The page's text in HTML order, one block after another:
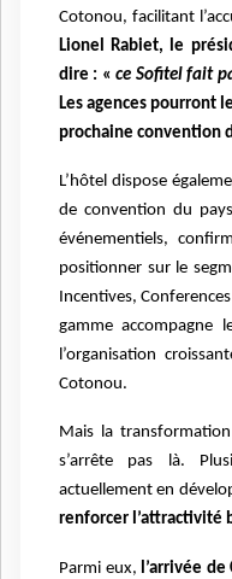
Cotonou, facilitant l ’
Lionel Rabiet, le
dire : «ce Sofitel fait
Les agences pourront
prochaine convention
L’hôtel dispose
de convention du
événementiels,
positionner sur le
Incentives,
gamme accompagne
l’organisation
Cotonou.
Mais la
s’arrête pas là.
actuellement en
renforcer l’attractivité
Parmi eux, l’arrivée